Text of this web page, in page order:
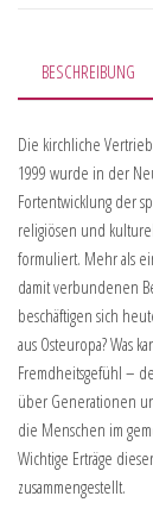
BESCHREIBUNG
Die kirchliche
1999 wurde in der
Fortentwicklung der
religiösen und
formuliert. Mehr als
damit verbundenen
beschäftigen sich
aus Osteuropa? Was
Fremdheitsgefühl –
über Generationen
die Menschen im
Wichtige Erträge
zusammengestellt.